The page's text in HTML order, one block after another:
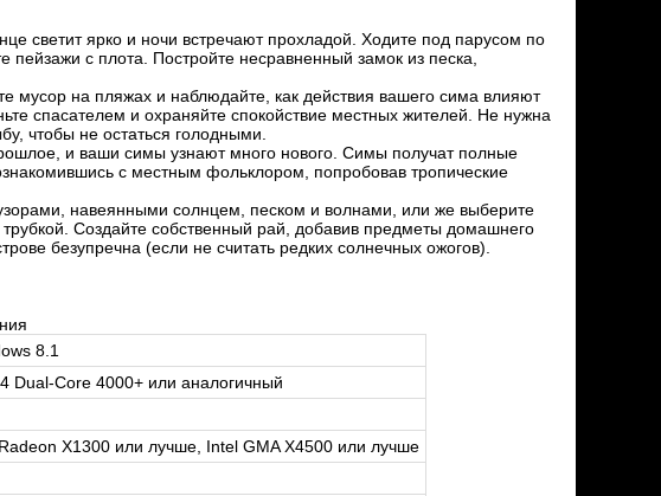
светит ярко и ночи встречают прохладой. Ходите под парусом по
с плота. Постройте несравненный замок из песка,
на пляжах и наблюдайте, как действия вашего сима влияют
спасателем и охраняйте спокойствие местных жителей. Не нужна
чтобы не остаться голодными.
и ваши симы узнают много нового. Симы получат полные
с местным фольклором, попробовав тропические
навеянными солнцем, песком и волнами, или же выберите
Создайте собственный рай, добавив предметы домашнего
безупречна (если не считать редких солнечных ожогов).
8.1
Dual-Core 4000+ или аналогичный
X1300 или лучше, Intel GMA X4500 или лучше